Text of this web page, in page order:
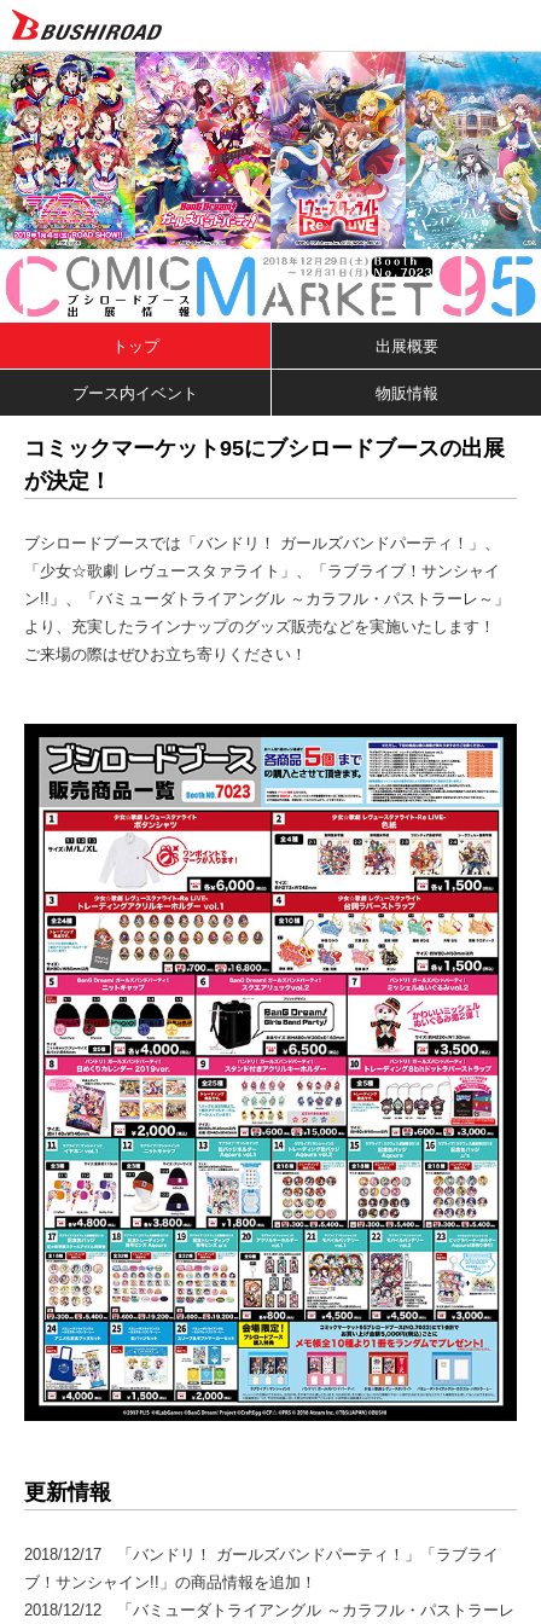
トップ 出展概要
ブース内イベント 物販情報
コミックマーケット95にブシロードブースの出展
が決定！
ブシロードブースでは「バンドリ！ ガールズバンドパーティ！」、
「少女☆歌劇 レヴュースタァライト」、「ラブライブ！サンシャイ
ン!!」、「バミューダトライアングル ～カラフル・パストラーレ～」
より、充実したラインナップのグッズ販売などを実施いたします！
ご来場の際はぜひお立ち寄りください！
更新情報
2018/12/17 「バンドリ！ ガールズバンドパーティ！」「ラブライ
ブ！サンシャイン!!」の商品情報を追加！
2018/12/12 「バミューダトライアングル ～カラフル・パストラーレ